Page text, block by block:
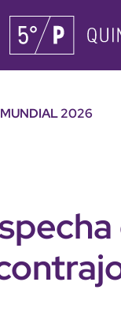
MUNDIAL 2026